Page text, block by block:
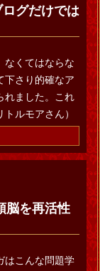
ログだけでは
なくてはならな
下さり的確なア
れました。これ
ルモアさん）
脳を再活性
はこんな問題学